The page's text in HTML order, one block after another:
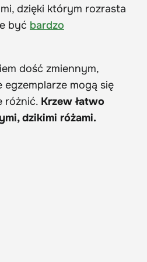
dzięki którym rozrasta
być bardzo
dość zmiennym,
mogą się
różnić. Krzew łatwo
dzikimi różami.